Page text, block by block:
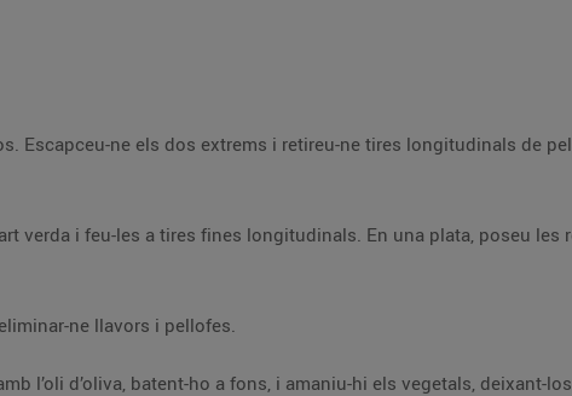
Escapceu-ne els dos extrems i retireu-ne tires longitudinals de
verda i feu-les a tires fines longitudinals. En una plata, poseu
ne llavors i pellofes.
l’oli d’oliva, batent-ho a fons, i amaniu-hi els vegetals, deixant-